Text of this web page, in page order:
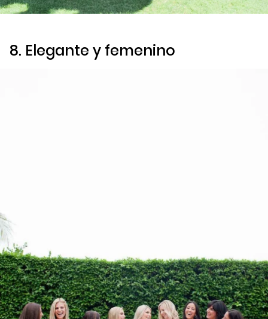
8. Elegante y femenino